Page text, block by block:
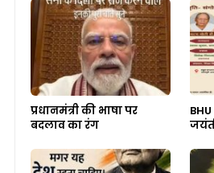
प्रधानमंत्री की भाषा पर
बदलाव का रंग